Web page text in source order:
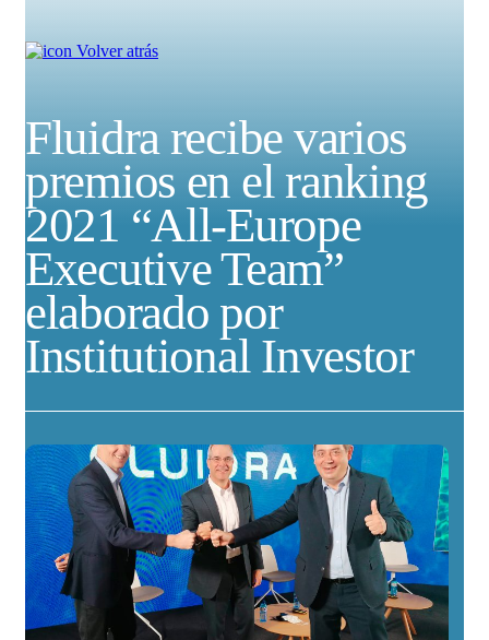
Volver atrás
Fluidra recibe varios
premios en el ranking
2021 “All-Europe
Executive Team”
elaborado por
Institutional Investor